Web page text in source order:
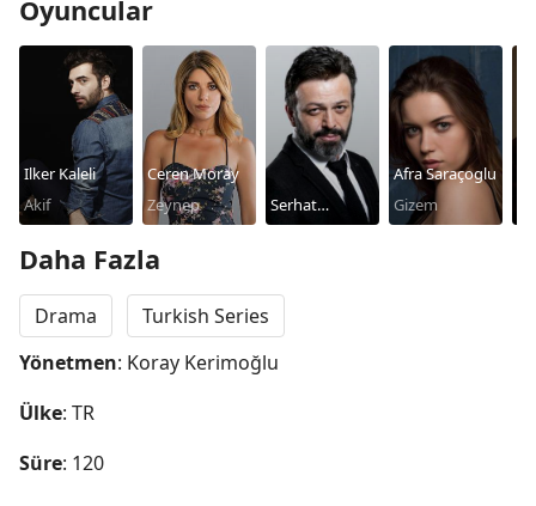
Oyuncular
Ilker Kaleli
Akif
Ceren Moray
Zeynep
Serhat
Afra Saraçoglu
Gizem
Daha Fazla
Drama
Turkish Series
Yönetmen: Koray Kerimoğlu
Ülke: TR
Süre: 120